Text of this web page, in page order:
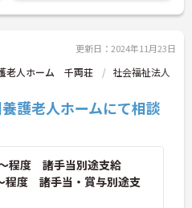
更新日：2024年11月23日
老人ホーム 千両荘
社会福祉法人
護老人ホームにて相談
程度 諸手当別途支給
程度 諸手当・賞与別途支